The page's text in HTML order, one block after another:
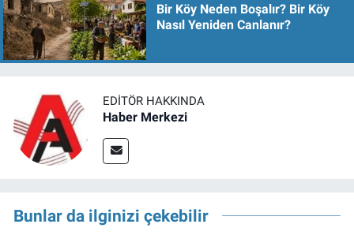
Bir Köy Neden Boşalır? Bir Köy
Nasıl Yeniden Canlanır?
EDITÖR HAKKINDA
Haber Merkezi
Bunlar da ilginizi çekebilir